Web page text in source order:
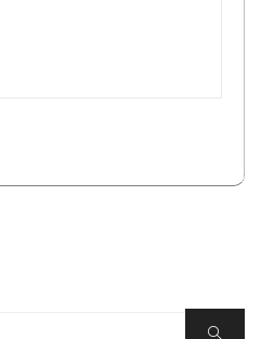
Buscar